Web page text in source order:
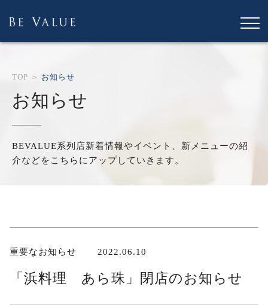
TOP ＞ お知らせ
お知らせ
BEVALUE系列店新着情報やイベント、新メニューの紹
介などをこちらにアップしていきます。
重要なお知らせ 2022.06.10
「浜料理 あら珠」閉店のお知らせ